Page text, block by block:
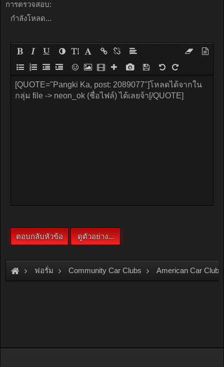
การตรวจสอบ:
กำลังโหลด...
ฟอรั่ม Community Car Clubs American Car Clubs